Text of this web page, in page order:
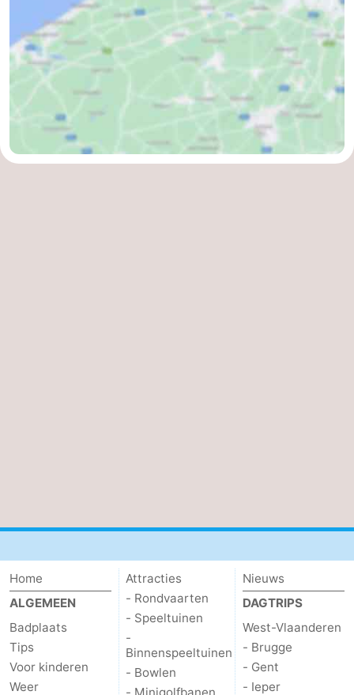
Panne
Natuur
Westhoek
Contact
Home
ALGEMEEN
Badplaats
Tips
Voor kinderen
Weer
Attracties
- Rondvaarten
- Speeltuinen
-
Binnenspeeltuinen
- Bowlen
Nieuws
DAGTRIPS
West-Vlaanderen
- Brugge
- Gent
- Ieper